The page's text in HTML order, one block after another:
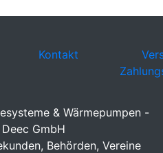
Kontakt
& Wärmepumpen -
GmbH
Behörden, Vereine